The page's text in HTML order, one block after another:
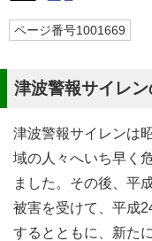
ページ番号1001669
津波警報サイレ
津波警報サイレンは
域の人々へいち早く
ました。その後、平
被害を受けて、平成
するとともに、新た